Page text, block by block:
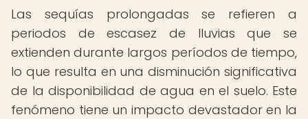
Las sequías prolongadas se refieren a
periodos de escasez de lluvias que se
extienden durante largos períodos de tiempo,
lo que resulta en una disminución significativa
de la disponibilidad de agua en el suelo. Este
fenómeno tiene un impacto devastador en la